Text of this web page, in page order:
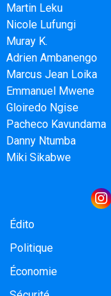
Martin Leku
Nicole Lufungi
Muray K.
Adrien Ambanengo
Marcus Jean Loika
Emmanuel Mwene
Gloiredo Ngise
Pacheco Kavundama
Danny Ntumba
Miki Sikabwe
Navigation
Édito
Politique
Économie